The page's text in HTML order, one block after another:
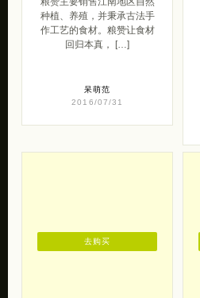
种植、养殖，并秉承古法手
作工艺的食材。粮赞让食材
回归本真， […]
呆萌范
2016/07/31
去购买